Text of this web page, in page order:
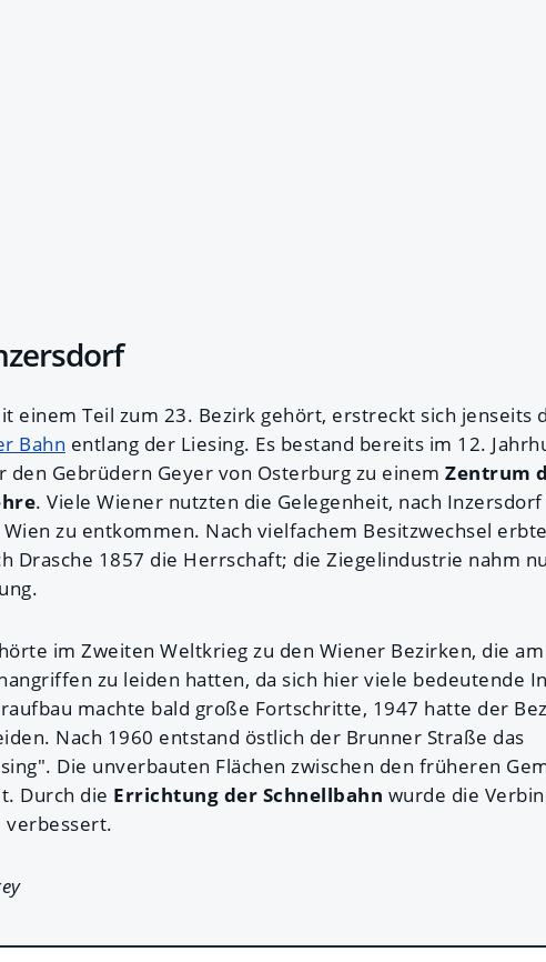
einem Teil zum 23. Bezirk gehört, erstreckt sich jenseits
Bahn entlang der Liesing. Es bestand bereits im 12.
Gebrüdern Geyer von Osterburg zu einem Zentrum
. Viele Wiener nutzten die Gelegenheit, nach
zu entkommen. Nach vielfachem Besitzwechsel
Drasche 1857 die Herrschaft; die Ziegelindustrie nahm
im Zweiten Weltkrieg zu den Wiener Bezirken, die
zu leiden hatten, da sich hier viele bedeutende
machte bald große Fortschritte, 1947 hatte der
Nach 1960 entstand östlich der Brunner Straße das
Die unverbauten Flächen zwischen den früheren
Durch die Errichtung der Schnellbahn wurde die
verbessert.